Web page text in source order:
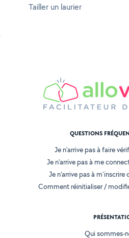
Tailler un laurier
QUESTIONS
Je n'arrive pas à faire
Je n'arrive pas à me
Je n'arrive pas à m'inscrire
Comment réinitialiser /
Qui sommes-